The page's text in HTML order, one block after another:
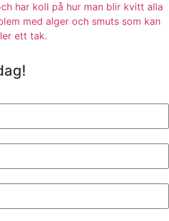
har koll på hur man blir kvitt alla
med alger och smuts som kan
ett tak.